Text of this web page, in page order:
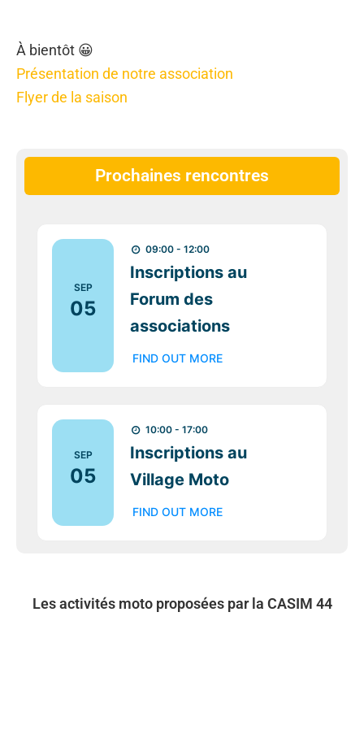
À bientôt 😀
Présentation de notre association
Flyer de la saison
Prochaines rencontres
SEP
05
09:00 - 12:00
Inscriptions au
Forum des
associations
FIND OUT MORE
SEP
05
10:00 - 17:00
Inscriptions au
Village Moto
FIND OUT MORE
Les activités moto proposées par la CASIM 44